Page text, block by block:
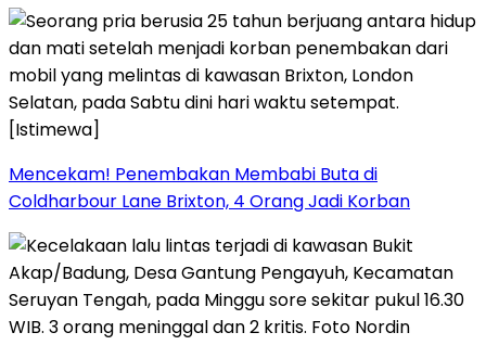
Mencekam! Penembakan Membabi Buta di
Coldharbour Lane Brixton, 4 Orang Jadi Korban